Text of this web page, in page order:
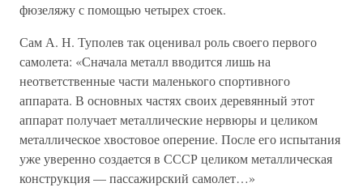
фюзеляжу с помощью четырех стоек.
Сам А. Н. Туполев так оценивал роль своего первого
самолета: «Сначала металл вводится лишь на
неответственные части маленького спортивного
аппарата. В основных частях своих деревянный этот
аппарат получает металлические нервюры и целиком
металлическое хвостовое оперение. После его испытания
уже уверенно создается в СССР целиком металлическая
конструкция — пассажирский самолет…»